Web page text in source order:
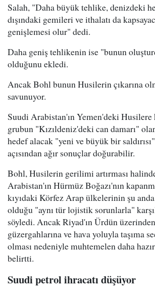
Salah, "Daha büyük tehlike, denizdeki
dışındaki gemileri ve ithalatı da
genişlemesi olur" dedi.
Daha geniş tehlikenin ise "bunun
olduğunu ekledi.
Ancak Bohl bunun Husilerin çıkarına
savunuyor.
Suudi Arabistan'ın Yemen'deki Husilere
grubun "Kızıldeniz'deki can damarı"
hedef alacak "yeni ve büyük bir
açısından ağır sonuçlar doğurabilir.
Bohl, Husilerin gerilimi artırması
Arabistan'ın Hürmüz Boğazı'nın
kıyıdaki Körfez Arap ülkelerinin şu anda
olduğu "aynı tür lojistik sorunlarla"
söyledi. Ancak Riyad'ın Ürdün
güzergahlarına ve hava yoluyla taşıma
olması nedeniyle muhtemelen daha
belirtti.
Suudi petrol ihracatı düşüyor